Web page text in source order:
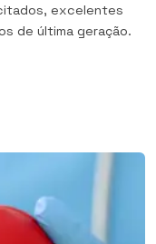
excelentes
de última geração.